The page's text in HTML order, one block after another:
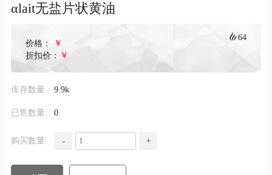
αlait无盐片状黄油
价格： ￥
折扣价： ￥
64
库存数量 9.9k
已售数量 0
购买数量 - +